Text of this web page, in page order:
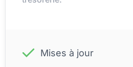
Mises à jour